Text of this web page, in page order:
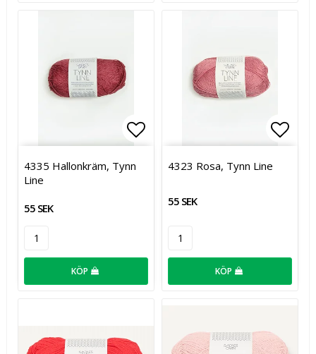
Lägg till i favoritlistan
4335 Hallonkräm, Tynn
Line
55 SEK
KÖP
4323 Rosa, Tynn Line
55 SEK
KÖP